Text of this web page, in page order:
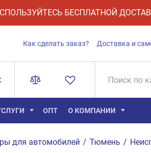
БЕСПЛАТНОЙ
Как сделать заказ? Доставка и
ОПТ О КОМПАНИИ
для автомобилей / Тюмень /